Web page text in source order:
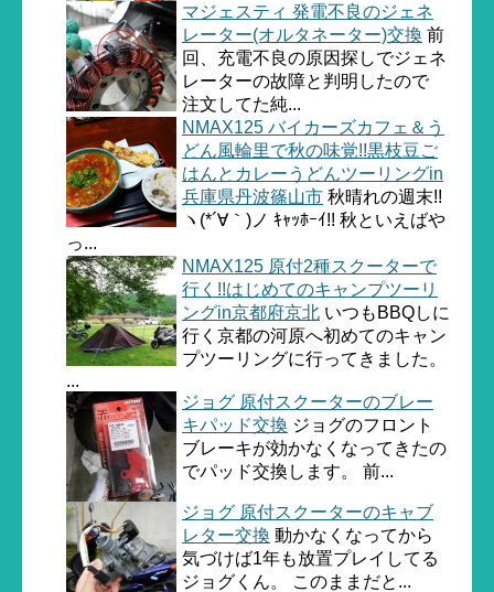
マジェスティ 発電不良のジェネ
レーター(オルタネーター)交換 前
回、充電不良の原因探しでジェネ
レーターの故障と判明したので
注文してた純...
NMAX125 バイカーズカフェ＆う
どん風輪里で秋の味覚!!黒枝豆ご
はんとカレーうどんツーリングin
兵庫県丹波篠山市 秋晴れの週末!!
ヽ(*´∀｀)ノ ｷｬｯﾎｰｲ!! 秋といえばや
っ...
NMAX125 原付2種スクーターで
行く!!はじめてのキャンプツーリ
ングin京都府京北 いつもBBQしに
行く京都の河原へ初めてのキャン
プツーリングに行ってきました。
...
ジョグ 原付スクーターのブレー
キパッド交換 ジョグのフロント
ブレーキが効かなくなってきたの
でパッド交換します。 前...
ジョグ 原付スクーターのキャブ
レター交換 動かなくなってから
気づけば1年も放置プレイしてる
ジョグくん。 このままだと...